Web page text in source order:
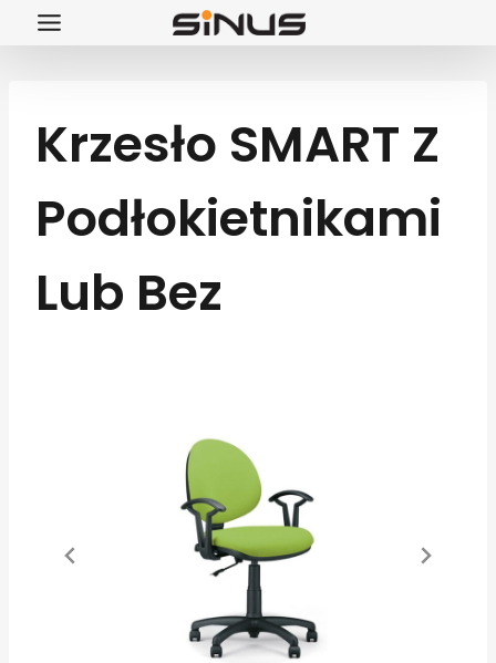
Przejdź
Krzesło SMART Z
Podłokietnikami
Lub Bez